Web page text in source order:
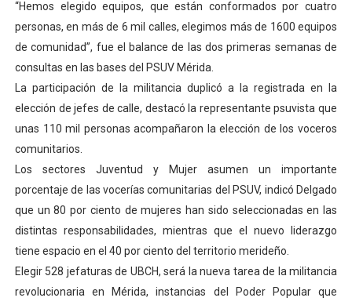
Alcalde Nelson Álvarez llevó jornada recreativa a la
CorpoMérida continúa con ciclos de formación
Nevado Gas optimiza servicio residencial en la
Balance semestral impulsa inclusión y atención a
Plan Vacacional Comunitario “Ríe 2026” recorre las
Poder Popular en Mérida inauguró comedores
Gobierno merideño honra a pueblos originarios con
“Hemos elegido equipos, que están conformados por cuatro
personas, en más de 6 mil calles, elegimos más de 1600 equipos
de comunidad”, fue el balance de las dos primeras semanas de
consultas en las bases del PSUV Mérida.
La participación de la militancia duplicó a la registrada en la
elección de jefes de calle, destacó la representante psuvista que
unas 110 mil personas acompañaron la elección de los voceros
comunitarios.
Los sectores Juventud y Mujer asumen un importante
porcentaje de las vocerías comunitarias del PSUV, indicó Delgado
que un 80 por ciento de mujeres han sido seleccionadas en las
distintas responsabilidades, mientras que el nuevo liderazgo
tiene espacio en el 40 por ciento del territorio merideño.
Elegir 528 jefaturas de UBCH, será la nueva tarea de la militancia
revolucionaria en Mérida, instancias del Poder Popular que